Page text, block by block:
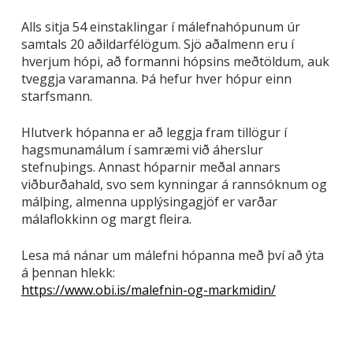
Alls sitja 54 einstaklingar í málefnahópunum úr
samtals 20 aðildarfélögum. Sjö aðalmenn eru í
hverjum hópi, að formanni hópsins meðtöldum, auk
tveggja varamanna. Þá hefur hver hópur einn
starfsmann.
Hlutverk hópanna er að leggja fram tillögur í
hagsmunamálum í samræmi við áherslur
stefnuþings. Annast hóparnir meðal annars
viðburðahald, svo sem kynningar á rannsóknum og
málþing, almenna upplýsingagjöf er varðar
málaflokkinn og margt fleira.
Lesa má nánar um málefni hópanna með því að ýta
á þennan hlekk:
https://www.obi.is/malefnin-og-markmidin/